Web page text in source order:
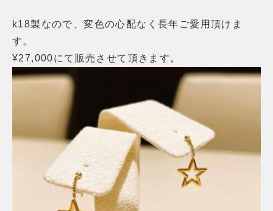
k18製なので、変色の心配なく長年ご愛用頂けま
す。
¥27,000にて販売させて頂きます。